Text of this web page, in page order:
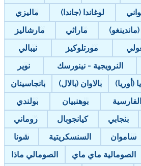
لوغاندا (جاندا)
ماليزي
(ماندينغو) ماراثي
مارشاليز
مورتلوكيز
نيبالي
النرويجية - نينورسك
نوير
(أوريا) بالاوان (بالال)
بانجاسينان
بوهنبيان
بولندي
بنجابي كيانجوبال
روماني
ساموان السنسكريتية
شونا
الصومالية ماي ماي
الصومالي ماذا